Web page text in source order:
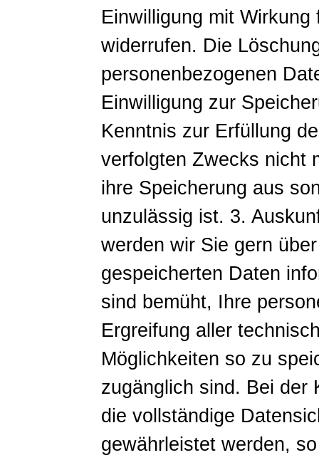
Einwilligung mit
widerrufen. Die
personenbezogenen
Einwilligung zur
Kenntnis zur Erfüllung
verfolgten Zwecks nicht
ihre Speicherung aus
unzulässig ist. 3.
werden wir Sie gern
gespeicherten Daten
sind bemüht, Ihre
Ergreifung aller
Möglichkeiten so zu
zugänglich sind. Bei der
die vollständige
gewährleistet werden,